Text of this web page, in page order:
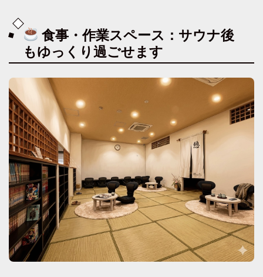
食事・作業スペース：サウナ後
もゆっくり過ごせます